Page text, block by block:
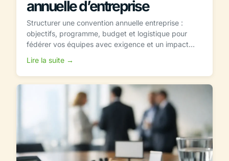
annuelle d’entreprise
Structurer une convention annuelle entreprise :
objectifs, programme, budget et logistique pour
fédérer vos équipes avec exigence et un impact...
Lire la suite →